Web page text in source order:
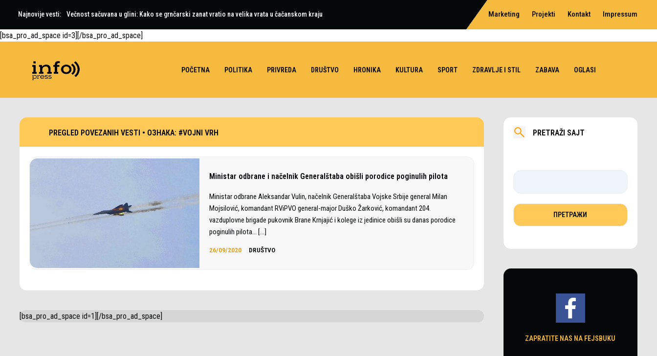
Najnovije vesti: Večnost sačuvana u glini: Kako se grnčarski zanat vratio na velika vrata u čačanskom kraju Marketing Projekti Kontakt Impressum
[bsa_pro_ad_space id=3][/bsa_pro_ad_space]
POČETNA POLITIKA PRIVREDA DRUŠTVO HRONIKA KULTURA SPORT ZDRAVLJE I STIL ZABAVA OGLASI
PREGLED POVEZANIH VESTI • ОЗНАКА: #VOJNI VRH
Ministar odbrane i načelnik Generalštaba obišli porodice poginulih pilota
Ministar odbrane Aleksandar Vulin, načelnik Generalštaba Vojske Srbije general Milan
Mojsilović, komandant RViPVO general-major Duško Žarković, komandant 204.
vazduplovne brigade pukovnik Brane Krnjajić i kolege iz jedinice obišli su danas porodice
poginulih pilota… […]
26/09/2020 DRUŠTVO
[bsa_pro_ad_space id=1][/bsa_pro_ad_space]
PRETRAŽI SAJT
ZAPRATITE NAS NA FEJSBUKU